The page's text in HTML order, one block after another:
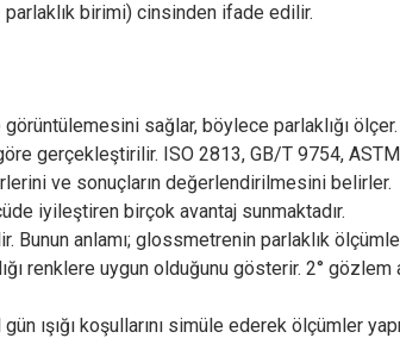
parlaklık birimi) cinsinden ifade edilir.
görüntülemesini sağlar, böylece parlaklığı ölçer.
gerçekleştirilir. ISO 2813, GB/T 9754,
ve sonuçların değerlendirilmesini belirler.
iyileştiren birçok avantaj sunmaktadır.
Bunun anlamı; glossmetrenin parlaklık
renklere uygun olduğunu gösterir. 2° gözlem
ışığı koşullarını simüle ederek ölçümler